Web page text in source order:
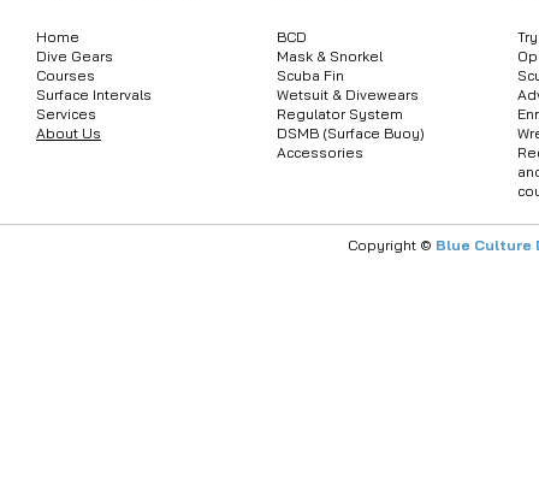
Home
Dive Gears
Courses
Surface Intervals
Services
About Us
BCD
Mask & Snorkel
Scuba Fin
Wetsuit & Divewears
Regulator System
DSMB (Surface Buoy)
Accessories
Copyright © Blue Culture